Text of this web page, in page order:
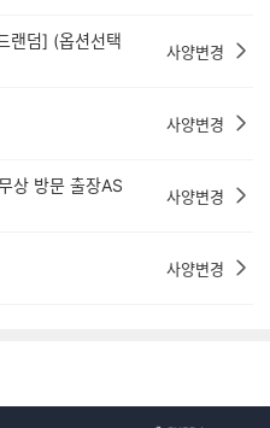
랜덤] (옵션선택
사양변경
사양변경
상 방문 출장AS
사양변경
사양변경